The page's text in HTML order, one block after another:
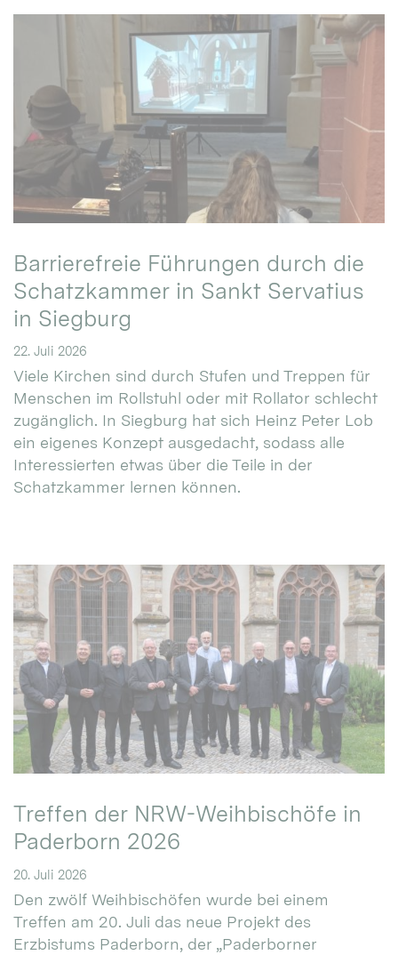
Barrierefreie Führungen durch die
Schatzkammer in Sankt Servatius
in Siegburg
22. Juli 2026
Viele Kirchen sind durch Stufen und Treppen für
Menschen im Rollstuhl oder mit Rollator schlecht
zugänglich. In Siegburg hat sich Heinz Peter Lob
ein eigenes Konzept ausgedacht, sodass alle
Interessierten etwas über die Teile in der
Schatzkammer lernen können.
Treffen der NRW-Weihbischöfe in
Paderborn 2026
20. Juli 2026
Den zwölf Weihbischöfen wurde bei einem
Treffen am 20. Juli das neue Projekt des
Erzbistums Paderborn, der „Paderborner